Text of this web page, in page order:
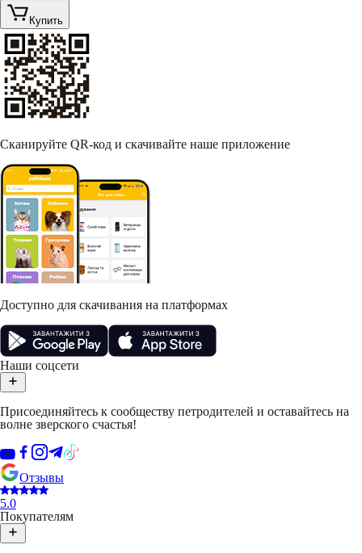
Купить
Сканируйте QR-код и скачивайте наше приложение
Доступно для скачивания на платформах
Наши соцсети
Присоединяйтесь к сообществу петродителей и оставайтесь на
волне зверского счастья!
Отзывы
5.0
Покупателям